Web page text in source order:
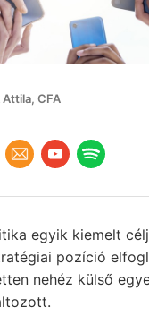
CFA
egyik kiemelt
pozíció
nehéz külső